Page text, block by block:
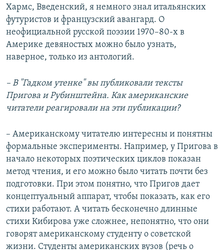
Хармс, Введенский, я немного знал итальянских
футуристов и французский авангард. О
неофициальной русской поэзии 1970–80-х в
Америке девяностых можно было узнать,
наверное, только из антологий.
– В "Гадком утенке" вы публиковали тексты
Пригова и Рубинштейна. Как американские
читатели реагировали на эти публикации?
– Американскому читателю интересны и понятны
формальные эксперименты. Например, у Пригова в
начало некоторых поэтических циклов показан
метод чтения, и его можно было читать почти без
подготовки. При этом понятно, что Пригов дает
концептуальный аппарат, чтобы показать, как его
стихи работают. А читать бесконечно длинные
стихи Кибирова уже сложнее, непонятно, что они
говорят американскому студенту о советской
жизни. Студенты американских вузов (речь о